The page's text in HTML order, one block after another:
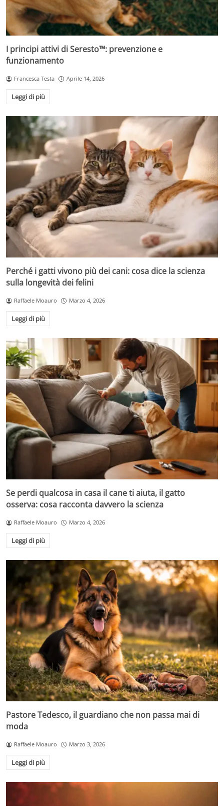
I principi attivi di Seresto™: prevenzione e
funzionamento
Francesca Testa Aprile 14, 2026
Leggi di più
Perché i gatti vivono più dei cani: cosa dice la scienza
sulla longevità dei felini
Raffaele Moauro Marzo 4, 2026
Leggi di più
Se perdi qualcosa in casa il cane ti aiuta, il gatto
osserva: cosa racconta davvero la scienza
Raffaele Moauro Marzo 4, 2026
Leggi di più
Pastore Tedesco, il guardiano che non passa mai di
moda
Raffaele Moauro Marzo 3, 2026
Leggi di più